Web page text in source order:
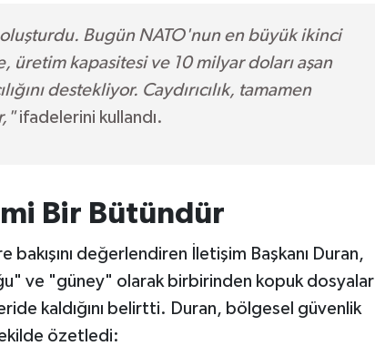
Bugün NATO'nun en büyük ikinci
üretim kapasitesi ve 10 milyar doları aşan
destekliyor. Caydırıcılık, tamamen
ifadelerini kullandı.
Bir Bütündür
bakışını değerlendiren İletişim Başkanı Duran,
ve "güney" olarak birbirinden kopuk dosyalar
kaldığını belirtti. Duran, bölgesel güvenlik
özetledi: